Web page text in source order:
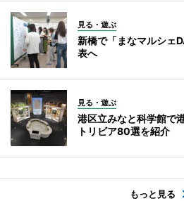
見る・遊ぶ
新橋で「まなマルシェ
表へ
見る・遊ぶ
港区立みなと科学館で
トリビア80選を紹介
もっと見る